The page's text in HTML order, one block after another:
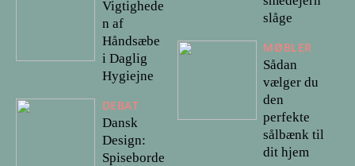
Vigtighede
n af
Håndsæbe
i Daglig
Hygiejne
DEBAT
Dansk
Design:
Spiseborde
slåge
MØBLER
Sådan
vælger du
den
perfekte
sålbænk til
dit hjem